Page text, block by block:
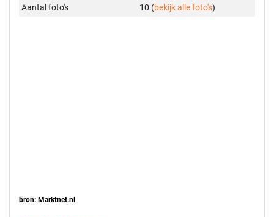
Aantal foto's 10 (bekijk alle foto's)
bron: Marktnet.nl